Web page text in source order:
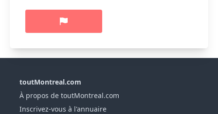
toutMontreal.com
À propos de toutMontreal.com
Inscrivez-vous à l'annuaire